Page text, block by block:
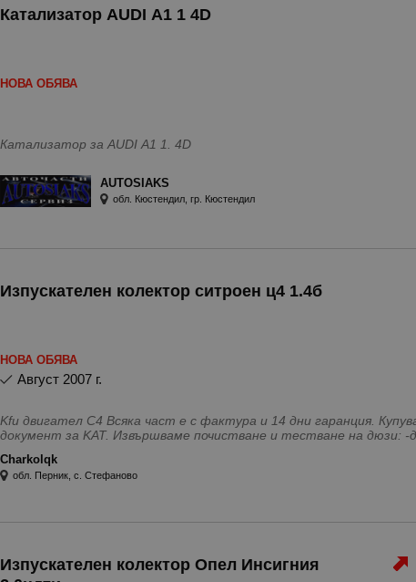
Катализатор AUDI A1 1 4D
НОВА ОБЯВА
Катализатор за AUDI A1 1. 4D
AUTOSIAKS
обл. Кюстендил, гр. Кюстендил
Изпускателен колектор ситроен ц4 1.4б
НОВА ОБЯВА
август 2007 г.
Kfu двигател C4 Всяка част е с фактура и 14 дни гаранция. Купуваме коли за части и издаваме
документ за KAT. Извършваме почистване и тестване на дюзи: -дизелови 30лв/бр. -бензинови 20лв/бр.
Charkolqk
обл. Перник, с. Стефаново
Изпускателен колектор Опел Инсигния